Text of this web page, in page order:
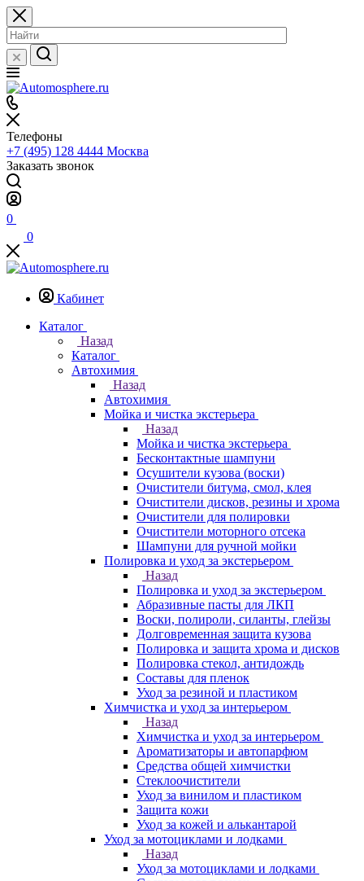
Телефоны
+7 (495) 128 4444 Москва
Заказать звонок
0
0
Кабинет
Каталог
Назад
Каталог
Автохимия
Назад
Автохимия
Мойка и чистка экстерьера
Назад
Мойка и чистка экстерьера
Бесконтактные шампуни
Осушители кузова (воски)
Очистители битума, смол, клея
Очистители дисков, резины и хрома
Очистители для полировки
Очистители моторного отсека
Шампуни для ручной мойки
Полировка и уход за экстерьером
Назад
Полировка и уход за экстерьером
Абразивные пасты для ЛКП
Воски, полироли, силанты, глейзы
Долговременная защита кузова
Полировка и защита хрома и дисков
Полировка стекол, антидождь
Составы для пленок
Уход за резиной и пластиком
Химчистка и уход за интерьером
Назад
Химчистка и уход за интерьером
Ароматизаторы и автопарфюм
Средства общей химчистки
Стеклоочистители
Уход за винилом и пластиком
Защита кожи
Уход за кожей и алькантарой
Уход за мотоциклами и лодками
Назад
Уход за мотоциклами и лодками